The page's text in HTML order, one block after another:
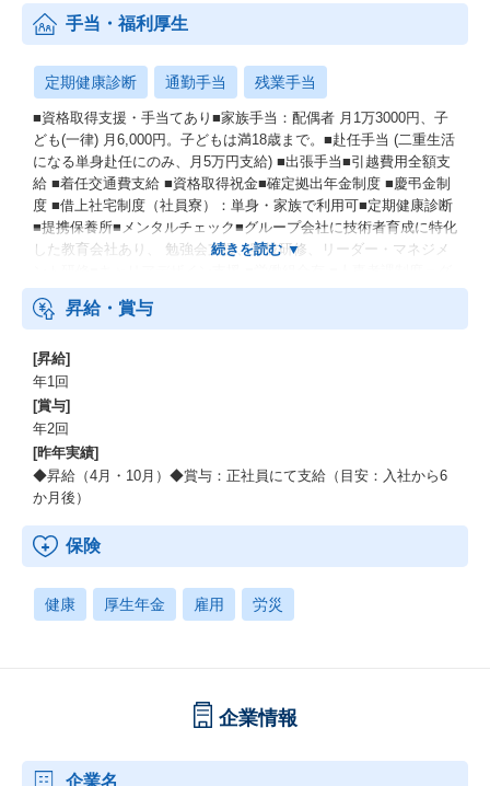
手当・福利厚生
定期健康診断 通勤手当 残業手当
■資格取得支援・手当てあり■家族手当：配偶者 月1万3000円、子
ども(一律) 月6,000円。子どもは満18歳まで。■赴任手当 (二重生活
になる単身赴任にのみ、月5万円支給) ■出張手当■引越費用全額支
給 ■着任交通費支給 ■資格取得祝金■確定拠出年金制度 ■慶弔金制
度 ■借上社宅制度（社員寮）：単身・家族で利用可■定期健康診断
■提携保養所■メンタルチェック■グループ会社に技術者育成に特化
した教育会社あり、 勉強会支援、実技研修、リーダー・マネジメ
レード制度・アカデミー制度
昇給・賞与
[昇給]
年1回
[賞与]
年2回
[昨年実績]
◆昇給（4月・10月）◆賞与：正社員にて支給（目安：入社から6
か月後）
保険
健康 厚生年金 雇用 労災
企業情報
企業名